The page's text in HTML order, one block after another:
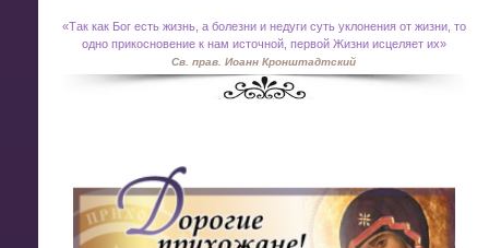
«Так как Бог есть жизнь, а болезни и недуги суть уклонения от жизни, то
одно прикосновение к нам источной, первой Жизни исцеляет их»
Св. прав. Иоанн Кронштадтский